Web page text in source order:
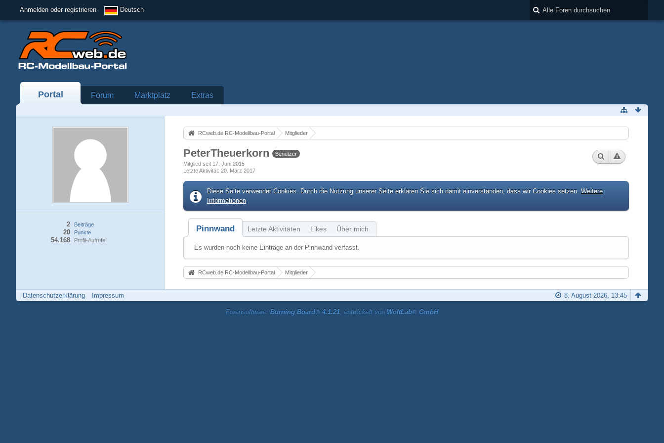
Anmelden oder registrieren Deutsch
Portal Forum Marktplatz Extras
Beiträge
2
Punkte
20
Profil-Aufrufe
54.168
RCweb.de RC-Modellbau-Portal Mitglieder
PeterTheuerkorn
Benutzer
Mitglied seit 17. Juni 2015
Letzte Aktivität 20. März 2017
Diese Seite verwendet Cookies. Durch die Nutzung unserer Seite erklären Sie sich damit einverstanden, dass wir Cookies setzen. Weitere
Informationen
Pinnwand Letzte Aktivitäten Likes Über mich
Es wurden noch keine Einträge an der Pinnwand verfasst.
RCweb.de RC-Modellbau-Portal Mitglieder
Datenschutzerklärung Impressum 8. August 2026, 13:45
Forensoftware: Burning Board® 4.1.21, entwickelt von WoltLab® GmbH